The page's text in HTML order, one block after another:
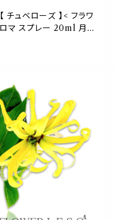
チュベローズ 】< フラワ
マ スプレー 20ml 月下
モン フローラル フレグ
バー 国産 消臭 除菌 寝